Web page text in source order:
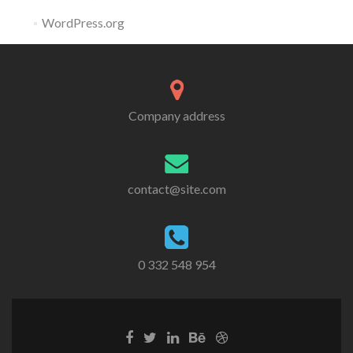
WordPress.org
Company address
contact@site.com
0 332 548 954